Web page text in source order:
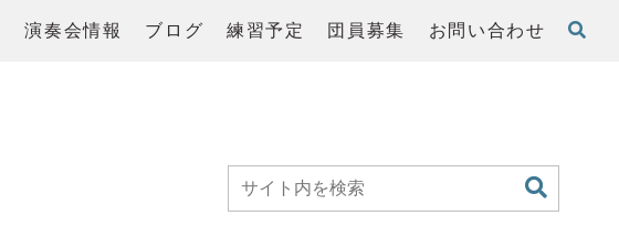
演奏会情報 ブログ 練習予定 団員募集 お問い合わせ